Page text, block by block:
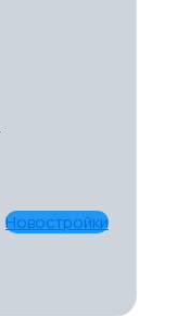
Новостройки